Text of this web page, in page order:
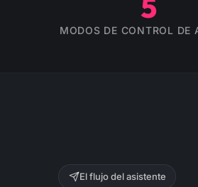
5
MODOS DE CONTROL DE
El flujo del asistente